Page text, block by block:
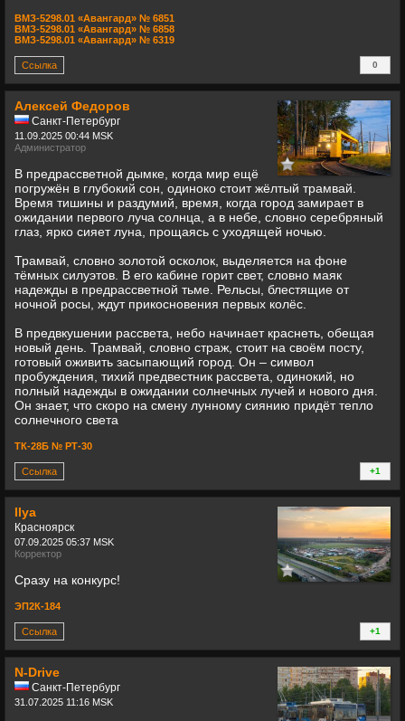
ВМЗ-5298.01 «Авангард» № 6851
ВМЗ-5298.01 «Авангард» № 6858
ВМЗ-5298.01 «Авангард» № 6319
Ссылка
0
+0
Алексей Федоров
Санкт-Петербург
11.09.2025 00:44 MSK
Администратор
В предрассветной дымке, когда мир ещё
погружён в глубокий сон, одиноко стоит жёлтый трамвай.
Время тишины и раздумий, время, когда город замирает в
ожидании первого луча солнца, а в небе, словно серебряный
глаз, ярко сияет луна, прощаясь с уходящей ночью.
Трамвай, словно золотой осколок, выделяется на фоне
тёмных силуэтов. В его кабине горит свет, словно маяк
надежды в предрассветной тьме. Рельсы, блестящие от
ночной росы, ждут прикосновения первых колёс.
В предвкушении рассвета, небо начинает краснеть, обещая
новый день. Трамвай, словно страж, стоит на своём посту,
готовый оживить засыпающий город. Он – символ
пробуждения, тихий предвестник рассвета, одинокий, но
полный надежды в ожидании солнечных лучей и нового дня.
Он знает, что скоро на смену лунному сиянию придёт тепло
солнечного света
ТК-28Б № РТ-30
Ссылка
+1
+0
Ilya
Красноярск
07.09.2025 05:37 MSK
Корректор
Сразу на конкурс!
ЭП2К-184
Ссылка
+1
+0
N-Drive
Санкт-Петербург
31.07.2025 11:16 MSK